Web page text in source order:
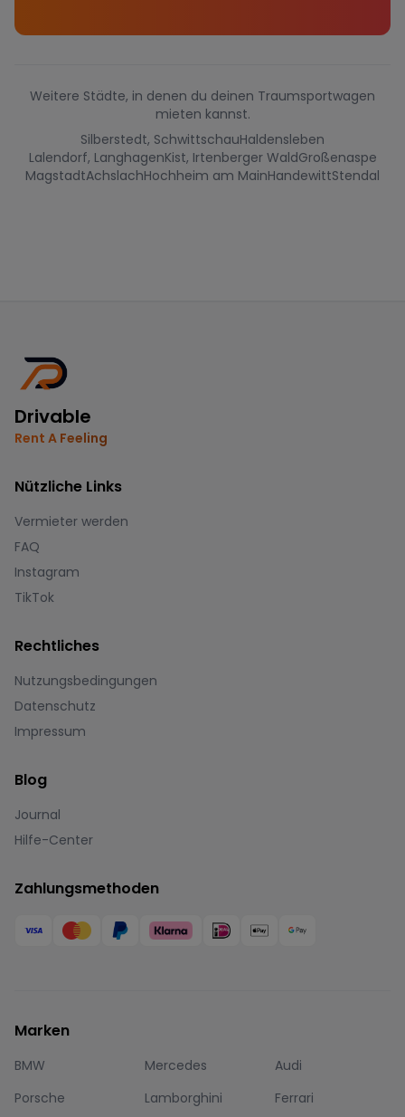
Weitere Städte, in denen du deinen Traumsportwagen
mieten kannst.
Silberstedt, SchwittschauHaldensleben
Lalendorf, LanghagenKist, Irtenberger WaldGroßenaspe
MagstadtAchslachHochheim am MainHandewittStendal
Drivable
Rent A Feeling
Nützliche Links
Vermieter werden
FAQ
Instagram
TikTok
Rechtliches
Nutzungsbedingungen
Datenschutz
Impressum
Blog
Journal
Hilfe-Center
Zahlungsmethoden
Marken
BMW Mercedes
Audi
Porsche
Lamborghini
Ferrari